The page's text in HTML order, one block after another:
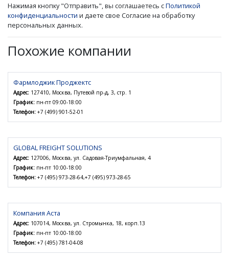
Нажимая кнопку "Отправить", вы соглашаетесь сПолитикой
конфиденциальности и даете свое Согласие на обработку
персональных данных.
Похожие компании
Фармлоджик Проджектс
Адрес: 127410, Москва, Путевой пр-д, 3, стр. 1
График: пн-пт 09:00-18:00
Телефон: +7 (499) 901-52-01
GLOBAL FREIGHT SOLUTIONS
Адрес: 127006, Москва, ул. Садовая-Триумфальная, 4
График: пн-пт 10:00-18:00
Телефон: +7 (495) 973-28-64,+7 (495) 973-28-65
Компания Аста
Адрес: 107014, Москва, ул. Стромынка, 18, корп.13
График: пн-пт 10:00-18:00
Телефон: +7 (495) 781-04-08